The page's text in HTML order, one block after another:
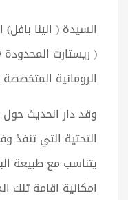
السيدة ( الينا
( ريستارت المحدودة RESTART LTD)
الرومانية
وقد دار الحديث حول
التحتية التي تنفذ
يتناسب مع طبيعة
امكانية اقامة تلك